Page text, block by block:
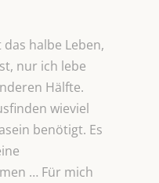
halbe Leben,
nur ich lebe
Hälfte.
wieviel
benötigt. Es
… Für mich